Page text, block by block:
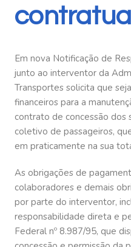
Em nova Notificação de
junto ao interventor da
Transportes solicita que
financeiros para a
contrato de concessão
coletivo de passageiros,
em praticamente na sua
As obrigações de
colaboradores e demais
por parte do interventor,
responsabilidade direta e
Federal nº 8.987/95, que